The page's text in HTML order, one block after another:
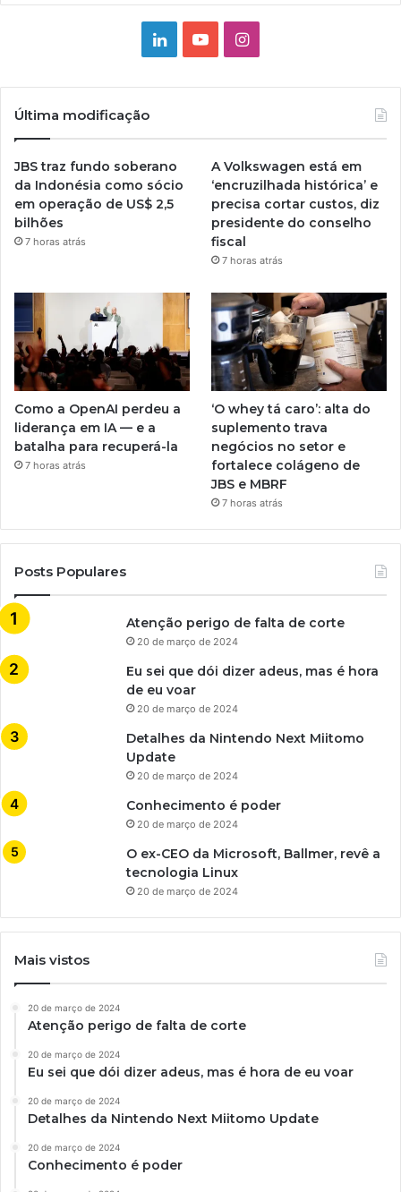
LinkedinYouTubeInstagram
Última modificação
JBS traz fundo soberano
da Indonésia como sócio
em operação de US$ 2,5
bilhões
7 horas atrás
A Volkswagen está em
‘encruzilhada histórica’ e
precisa cortar custos, diz
presidente do conselho
fiscal
7 horas atrás
Como a OpenAI perdeu a
liderança em IA — e a
batalha para recuperá-la
7 horas atrás
‘O whey tá caro’: alta do
suplemento trava
negócios no setor e
fortalece colágeno de
JBS e MBRF
7 horas atrás
Posts Populares
Atenção perigo de falta de corte
20 de março de 2024
Eu sei que dói dizer adeus, mas é hora
de eu voar
20 de março de 2024
Detalhes da Nintendo Next Miitomo
Update
20 de março de 2024
Conhecimento é poder
20 de março de 2024
O ex-CEO da Microsoft, Ballmer, revê a
tecnologia Linux
20 de março de 2024
Mais vistos
20 de março de 2024
Atenção perigo de falta de corte
20 de março de 2024
Eu sei que dói dizer adeus, mas é hora de eu voar
20 de março de 2024
Detalhes da Nintendo Next Miitomo Update
20 de março de 2024
Conhecimento é poder